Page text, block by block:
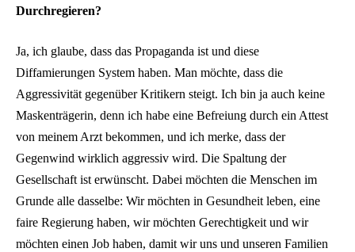
Durchregieren?
Ja, ich glaube, dass das Propaganda ist und diese
Diffamierungen System haben. Man möchte, dass die
Aggressivität gegenüber Kritikern steigt. Ich bin ja auch keine
Maskenträgerin, denn ich habe eine Befreiung durch ein Attest
von meinem Arzt bekommen, und ich merke, dass der
Gegenwind wirklich aggressiv wird. Die Spaltung der
Gesellschaft ist erwünscht. Dabei möchten die Menschen im
Grunde alle dasselbe: Wir möchten in Gesundheit leben, eine
faire Regierung haben, wir möchten Gerechtigkeit und wir
möchten einen Job haben, damit wir uns und unseren Familien